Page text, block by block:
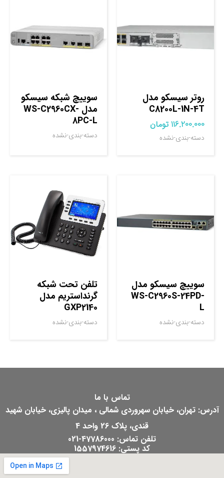
روتر سيسکو مدل
C8200L-1N-4T
116.200.000 تومان
دسته-بندی-نشده
سوييچ شبکه سيسکو
مدل WS-C2960CX-
8PC-L
دسته-بندی-نشده
سوييچ سيسکو مدل
WS-C2960S-24PD-
L
دسته-بندی-نشده
تلفن تحت شبکه
گرنداستریم مدل
GXP2140
دسته-بندی-نشده
تماس با ما
آدرس: تهران، خیابان سهروردی شمالی ، میدان پالیزی، خیابان شهید
قندی، پلاک 26 واحد 4
تلفن تماس: 47786000-021
کد پستی: 1557974616